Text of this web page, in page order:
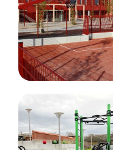
Anbefalet alder
3-12 år
Farve
Forskellige farver
Netto vægt
30 kg